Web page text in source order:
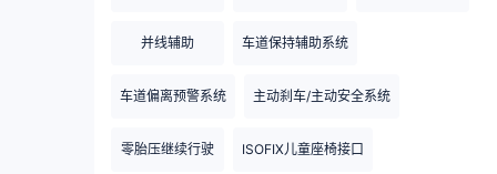
并线辅助 车道保持辅助系统
车道偏离预警系统 主动刹车/主动安全系统
零胎压继续行驶 ISOFIX儿童座椅接口